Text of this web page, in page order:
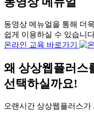
동영상 메뉴얼을 통해 더
쉽게 이용하실 수 있습니
온라인 교육 바로가기
왜 상상웹플러스
선택하실까요!
오랜시간 상상웹플러스가